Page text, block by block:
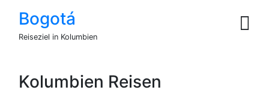
Bogotá
Reiseziel in Kolumbien
Kolumbien Reisen